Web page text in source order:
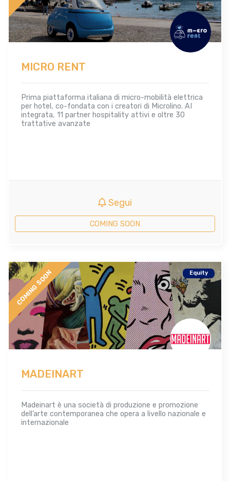
MICRO RENT
Prima piattaforma italiana di micro-mobilità elettrica
per hotel, co-fondata con i creatori di Microlino. AI
integrata, 11 partner hospitality attivi e oltre 30
trattative avanzate
Segui
COMING SOON
COMING SOON Equity
MADEINART
Madeinart è una società di produzione e promozione
dell’arte contemporanea che opera a livello nazionale e
internazionale